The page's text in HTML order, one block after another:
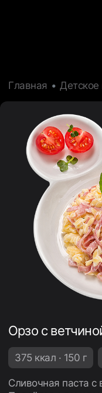
Главная
Орзо с
375 ккал · 150 г
Сливочная паста с